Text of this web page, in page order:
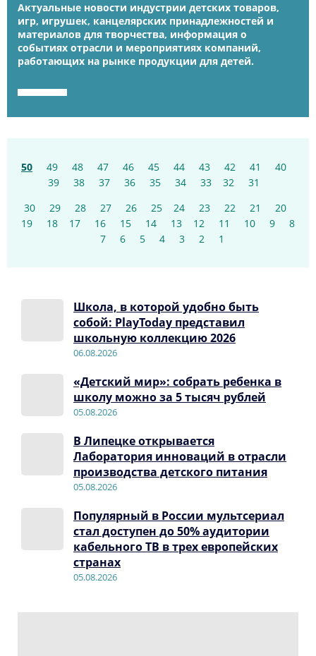
Актуальные новости индустрии детских товаров,
игр, игрушек, канцелярских принадлежностей и
материалов для творчества, информация о
событиях отрасли и мероприятиях компаний,
работающих на рынке продукции для детей.
50 49 48 47 46 45 44 43 42 41
40
39
38 37 36 35 34 33 32
31
30
29 28 27 26 25 24 23 22 21
20
19
18 17 16 15 14 13 12 11 10 9
8
7
6 5 4 3 2 1
Школа, в которой удобно быть
собой: PlayToday представил
школьную коллекцию 2026
06.08.2026
«Детский мир»: собрать ребенка в
школу можно за 5 тысяч рублей
05.08.2026
В Липецке открывается
Лаборатория инноваций в отрасли
производства детского питания
05.08.2026
Популярный в России мультсериал
стал доступен до 50% аудитории
кабельного ТВ в трех европейских
странах
05.08.2026